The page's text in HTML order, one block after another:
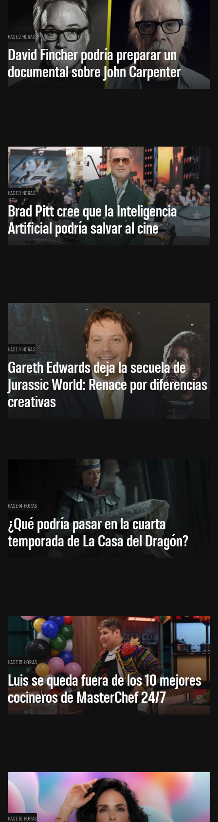
HACE 2 HORAS
David Fincher podría preparar un
documental sobre John Carpenter
HACE 3 HORAS
Brad Pitt cree que la Inteligencia
Artificial podría salvar al cine
HACE 4 HORAS
Gareth Edwards deja la secuela de
Jurassic World: Renace por diferencias
creativas
HACE 14 HORAS
¿Qué podría pasar en la cuarta
temporada de La Casa del Dragón?
HACE 15 HORAS
Luis se queda fuera de los 10 mejores
cocineros de MasterChef 24/7
HACE 15 HORAS